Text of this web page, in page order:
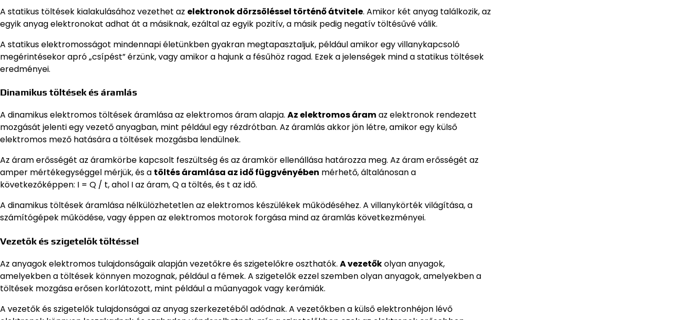
A statikus töltések kialakulásához vezethet az elektronok dörzsöléssel történő átvitele. Amikor két anyag találkozik, az
egyik anyag elektronokat adhat át a másiknak, ezáltal az egyik pozitív, a másik pedig negatív töltésűvé válik.
A statikus elektromosságot mindennapi életünkben gyakran megtapasztaljuk, például amikor egy villanykapcsoló
megérintésekor apró „csípést” érzünk, vagy amikor a hajunk a fésűhöz ragad. Ezek a jelenségek mind a statikus töltések
eredményei.
Dinamikus töltések és áramlás
A dinamikus elektromos töltések áramlása az elektromos áram alapja. Az elektromos áramaz elektronok rendezett
mozgását jelenti egy vezető anyagban, mint például egy rézdrótban. Az áramlás akkor jön létre, amikor egy külső
elektromos mező hatására a töltések mozgásba lendülnek.
Az áram erősségét az áramkörbe kapcsolt feszültség és az áramkör ellenállása határozza meg. Az áram erősségét az
amper mértékegységgel mérjük, és a töltés áramlása az idő függvényében mérhető, általánosan a
következőképpen: I = Q / t, ahol I az áram, Q a töltés, és t az idő.
A dinamikus töltések áramlása nélkülözhetetlen az elektromos készülékek működéséhez. A villanykörték világítása, a
számítógépek működése, vagy éppen az elektromos motorok forgása mind az áramlás következményei.
Vezetők és szigetelők töltéssel
Az anyagok elektromos tulajdonságaik alapján vezetőkre és szigetelőkre oszthatók. A vezetőkolyan anyagok,
amelyekben a töltések könnyen mozognak, például a fémek. A szigetelők ezzel szemben olyan anyagok, amelyekben a
töltések mozgása erősen korlátozott, mint például a műanyagok vagy kerámiák.
A vezetők és szigetelők tulajdonságai az anyag szerkezetéből adódnak. A vezetőkben a külső elektronhéjon lévő